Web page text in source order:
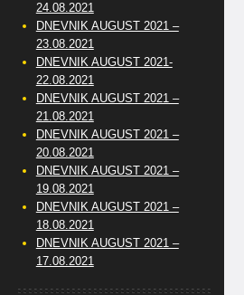
24.08.2021
DNEVNIK AUGUST 2021 –
23.08.2021
DNEVNIK AUGUST 2021-
22.08.2021
DNEVNIK AUGUST 2021 –
21.08.2021
DNEVNIK AUGUST 2021 –
20.08.2021
DNEVNIK AUGUST 2021 –
19.08.2021
DNEVNIK AUGUST 2021 –
18.08.2021
DNEVNIK AUGUST 2021 –
17.08.2021